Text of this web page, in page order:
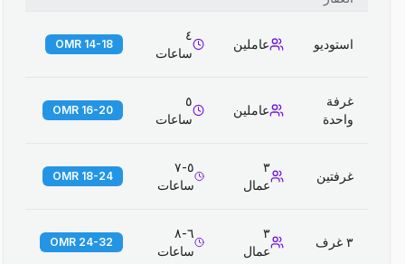
استوديو عاملين
٤
ساعات
14-18 OMR
غرفة
واحدة
عاملين
٥
ساعات
16-20 OMR
غرفتين
٣
عمال
٥-٧
ساعات
18-24 OMR
٣ غرف
٣
عمال
٦-٨
ساعات
24-32 OMR